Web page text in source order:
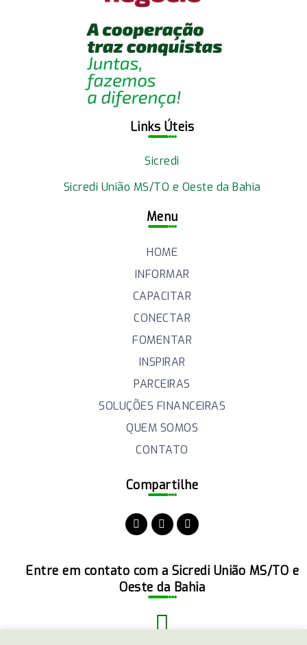
Links Úteis
Sicredi
Sicredi União MS/TO e Oeste da Bahia
Menu
HOME
INFORMAR
CAPACITAR
CONECTAR
FOMENTAR
INSPIRAR
PARCEIRAS
SOLUÇÕES FINANCEIRAS
QUEM SOMOS
CONTATO
Compartilhe
Entre em contato com a Sicredi União MS/TO e
Oeste da Bahia